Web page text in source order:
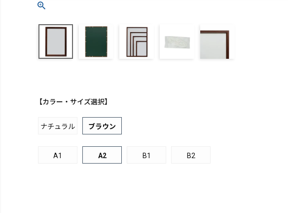
【カラー・サイズ選択】
ナチュラル ブラウン
A1 A2 B1 B2